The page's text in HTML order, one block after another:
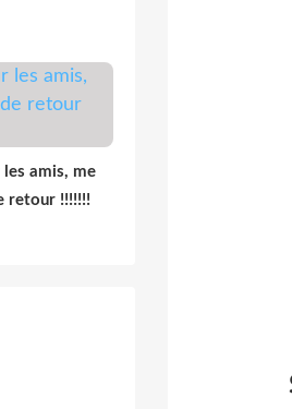
les amis, me
retour !!!!!!!